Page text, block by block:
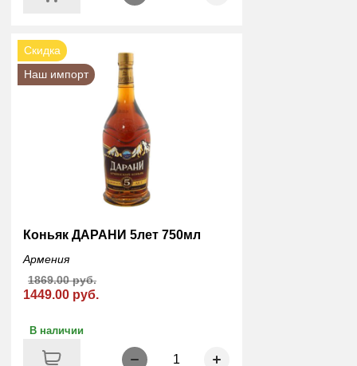
Скидка
Наш импорт
Коньяк ДАРАНИ 5лет 750мл
Армения
1449.00 руб.
1869.00 руб.
В наличии
1